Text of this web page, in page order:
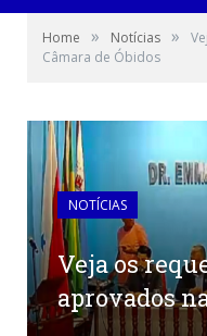
Home » Notícias »
Câmara de Óbidos
NOTÍCIAS
Veja os
aprovados